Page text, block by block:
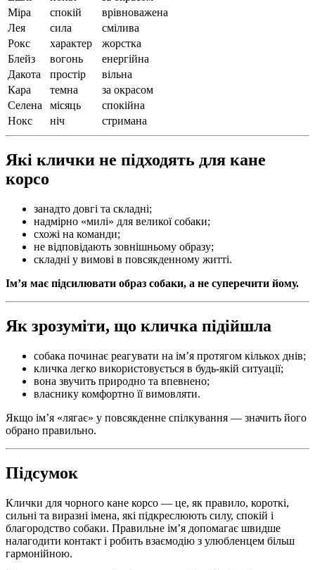
Міра
спокій
врівноважена
Лея
сила
смілива
Рокс
характер
жорстка
Блейз
вогонь
енергійна
Дакота
простір
вільна
Кара
темна
за окрасом
Селена
місяць
спокійна
Нокс
ніч стримана
Які клички не підходять для кане
корсо
занадто довгі та складні;
надмірно «милі» для великої собаки;
схожі на команди;
не відповідають зовнішньому образу;
складні у вимові в повсякденному житті.
Ім’я має підсилювати образ собаки, а не суперечити йому.
Як зрозуміти, що кличка підійшла
собака починає реагувати на ім’я протягом кількох днів;
кличка легко використовується в будь-якій ситуації;
вона звучить природно та впевнено;
власнику комфортно її вимовляти.
Якщо ім’я «лягає» у повсякденне спілкування — значить його
обрано правильно.
Підсумок
Клички для чорного кане корсо — це, як правило, короткі,
сильні та виразні імена, які підкреслюють силу, спокій і
благородство собаки. Правильне ім’я допомагає швидше
налагодити контакт і робить взаємодію з улюбленцем більш
гармонійною.